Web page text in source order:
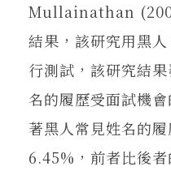
Mullainathan
結果，該研究用黑
行測試，該研究結
名的履歷受面試機
著黑人常見姓名的
6.45%，前者比後